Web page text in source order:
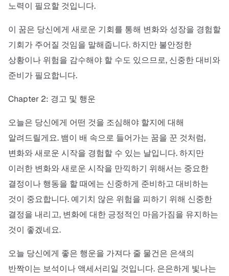
노력이 필요할 것입니다.
이 꿈은 당신에게 새로운 기회를 통해 변화와 성장을 경험할
기회가 주어질 것임을 말해줍니다. 하지만 불안정한
상황이나 위험을 감수해야 할 수도 있으므로, 신중한 대비와
준비가 필요합니다.
Chapter 2: 경고 및 행운
오늘은 당신에게 어떤 것을 조심해야 할지에 대해
알려드릴게요. 뱀이 배 속으로 들어가는 꿈을 꾼 것처럼,
변화와 새로운 시작을 경험할 수 있는 날입니다. 하지만
이러한 변화와 새로운 시작을 만끽하기 위해서는 중요한
결정이나 행동을 할 때에는 신중하게 준비하고 대비하는
것이 중요합니다. 예기치 않은 위험을 피하기 위해 신중한
결정을 내리고, 변화에 대한 긍정적인 마음가짐을 유지하는
것이 좋겠네요.
오늘 당신에게 좋은 행운을 가져다 줄 물건은 은색의
반짝이는 보석이나 액세서리일 것입니다. 은은하게 빛나는